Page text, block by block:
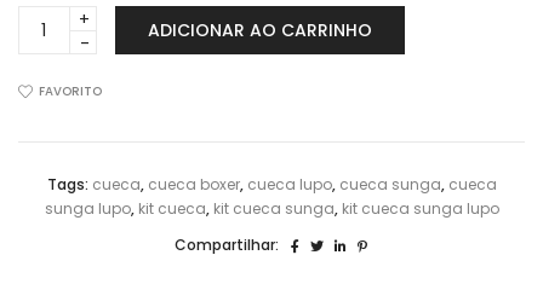
Lupo
00526-
ADICIONAR AO CARRINHO
FAVORITO
Tags: cueca, cueca boxer, cueca lupo, cueca sunga, cueca
sunga lupo, kit cueca, kit cueca sunga, kit cueca sunga lupo
Compartilhar: